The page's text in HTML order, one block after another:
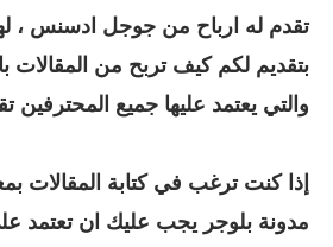
تقدم له ارباح من جوجل ادسنس ،
بتقديم لكم كيف تربح من المقالات
والتي يعتمد عليها جميع المحترفين
إذا كنت ترغب في كتابة المقالات